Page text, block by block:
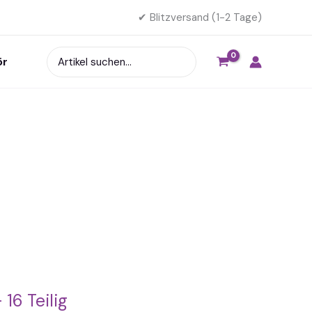
✔ Blitzversand (1-2 Tage)
for:
Teilig